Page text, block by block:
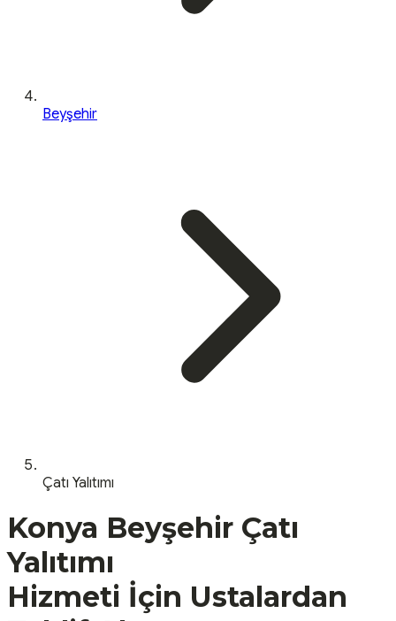
Beyşehir
Çatı Yalıtımı
Konya Beyşehir Çatı
Yalıtımı
Hizmeti İçin Ustalardan